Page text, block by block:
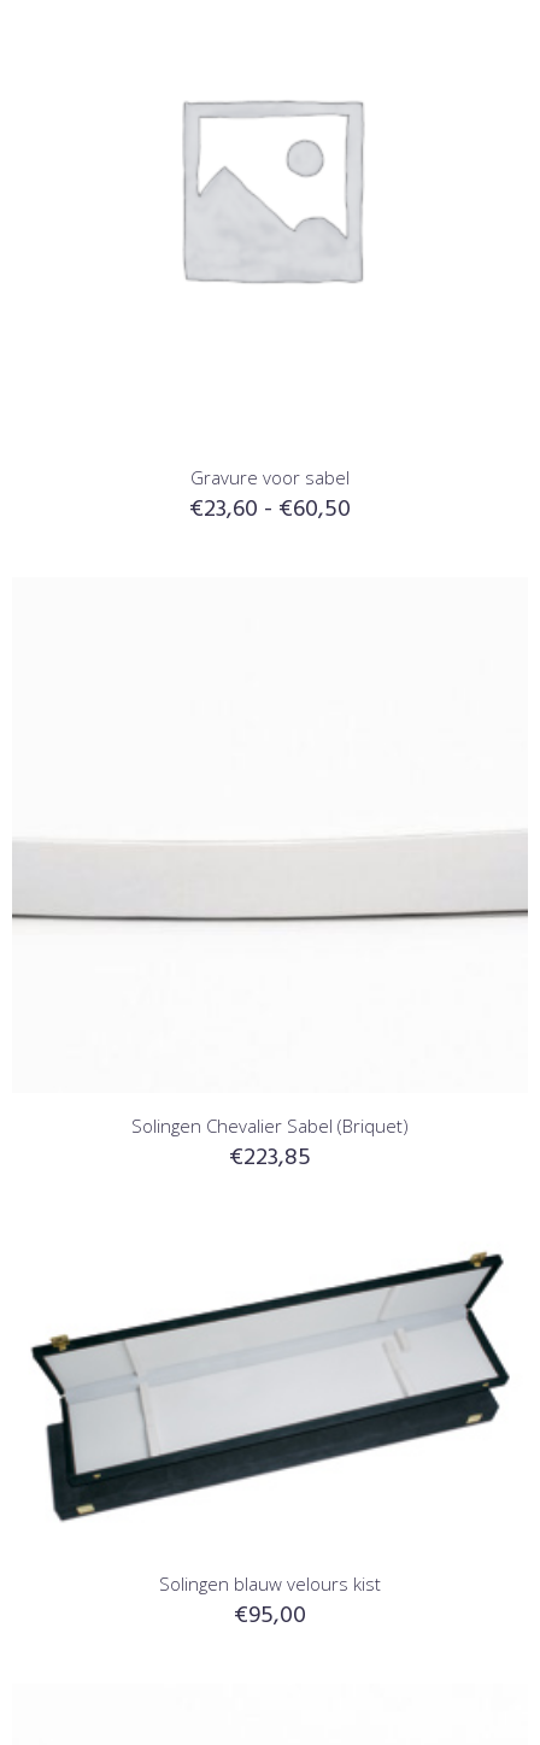
Gravure voor sabel
€23,60 - €60,50
Solingen Chevalier Sabel (Briquet)
€223,85
Solingen blauw velours kist
€95,00